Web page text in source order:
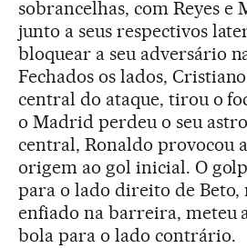
sobrancelhas, com Reyes
junto a seus respectivos
bloquear a seu adversário
Fechados os lados,
central do ataque, tirou o
o Madrid perdeu o seu
central, Ronaldo provocou
origem ao gol inicial. O
para o lado direito de Beto,
enfiado na barreira, meteu
bola para o lado contrário.